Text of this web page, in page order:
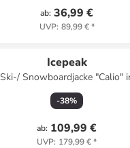
ab: 36,99 €
UVP: 89,99 €*
Icepeak
Ski-/ Snowboardjacke "Calio"
Creme/ Grau/ Hellblau
-38%
ab: 109,99 €
UVP: 179,99 €*